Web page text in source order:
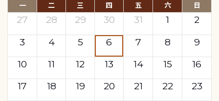
一 二 三 四 五 六 日
27 28 29 30 31 1
2
3
4 5 6 7 8
9
10
11 12 13 14 15
16
17
18 19 20 21 22
23